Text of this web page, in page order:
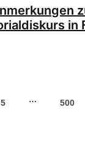
in
5 … 500